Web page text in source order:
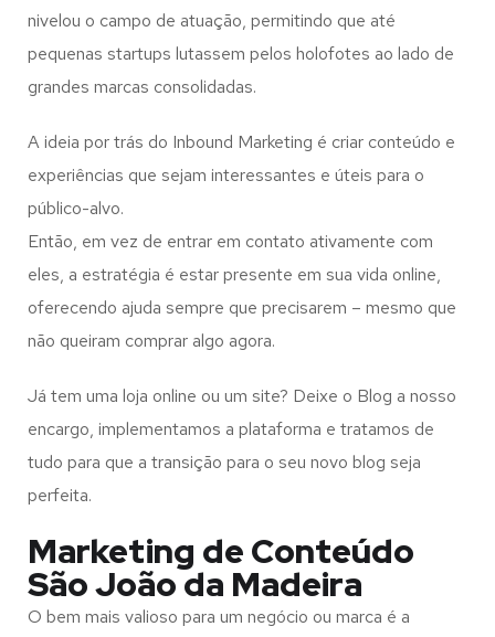
nivelou o campo de atuação, permitindo que até
pequenas startups lutassem pelos holofotes ao lado de
grandes marcas consolidadas.
A ideia por trás do Inbound Marketing é criar conteúdo e
experiências que sejam interessantes e úteis para o
público-alvo.
Então, em vez de entrar em contato ativamente com
eles, a estratégia é estar presente em sua vida online,
oferecendo ajuda sempre que precisarem – mesmo que
não queiram comprar algo agora.
Já tem uma loja online ou um site? Deixe o Blog a nosso
encargo, implementamos a plataforma e tratamos de
tudo para que a transição para o seu novo blog seja
perfeita.
Marketing de Conteúdo
São João da Madeira
O bem mais valioso para um negócio ou marca é a